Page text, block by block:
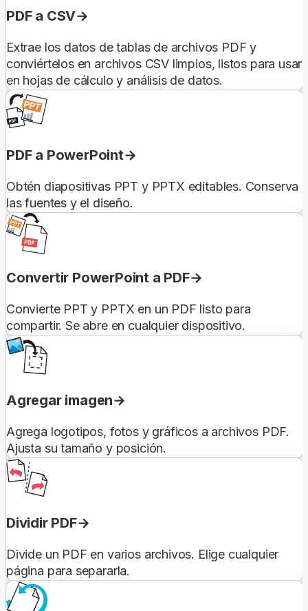
PDF a CSV
Extrae los datos de tablas de archivos PDF y
conviértelos en archivos CSV limpios, listos para usar
en hojas de cálculo y análisis de datos.
PDF a PowerPoint
Obtén diapositivas PPT y PPTX editables. Conserva
las fuentes y el diseño.
Convertir PowerPoint a PDF
Convierte PPT y PPTX en un PDF listo para
compartir. Se abre en cualquier dispositivo.
Agregar imagen
Agrega logotipos, fotos y gráficos a archivos PDF.
Ajusta su tamaño y posición.
Dividir PDF
Divide un PDF en varios archivos. Elige cualquier
página para separarla.